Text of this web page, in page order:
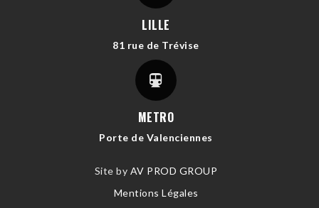
LILLE
81 rue de Trévise
METRO
Porte de Valenciennes
Site by AV PROD GROUP
Mentions Légales